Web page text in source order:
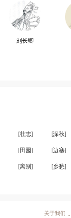
刘长卿
[壮志] [深秋]
[田园] [边塞]
[离别] [乡愁]
关于我们